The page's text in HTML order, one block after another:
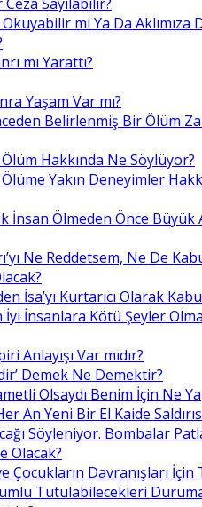
Okuyabilir mi Ya Da Aklımıza
mı Yarattı?
Yaşam Var mı?
Belirlenmiş Bir Ölüm
Hakkında Ne Söylüyor?
Yakın Deneyimler
İnsan Ölmeden Önce Büyük
Ne Reddetsem, Ne De
İsa’yı Kurtarıcı Olarak
İyi İnsanlara Kötü Şeyler
Anlayışı Var mıdır?
Demek Ne Demektir?
Olsaydı Benim İçin Ne
An Yeni Bir El Kaide
Söyleniyor. Bombalar
Olacak?
Çocukların Davranışları İçin
Tutulabilecekleri